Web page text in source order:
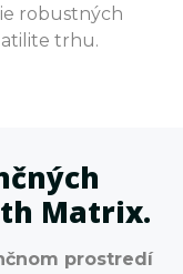
robustných
trhu.
Matrix.
prostredí